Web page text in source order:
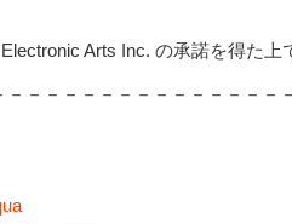
Arts Inc. の承諾を得た
－－－－－－－－－－－－－